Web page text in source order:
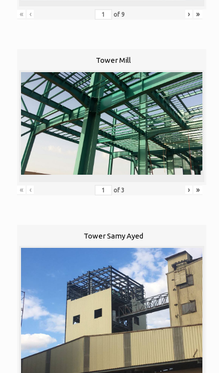
« ‹ of 9 › »
Tower Mill
« ‹ of 3 › »
Tower Samy Ayed